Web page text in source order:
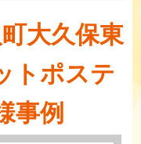
大久保東
トポステ
事例